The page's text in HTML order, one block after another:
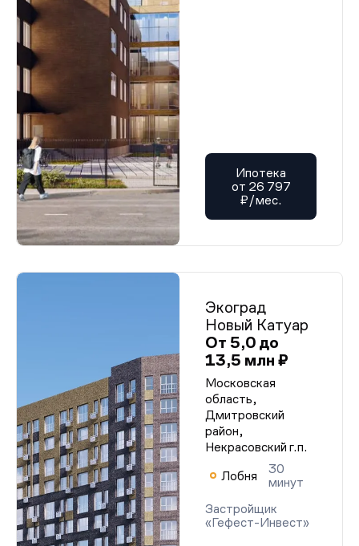
Ипотека
от 26 797
₽/мес.
Экоград
Новый Катуар
От 5,0 до
13,5 млн ₽
Московская
область,
Дмитровский
район,
Некрасовский г.п.
Лобня
30
минут
Застройщик
«Гефест-Инвест»